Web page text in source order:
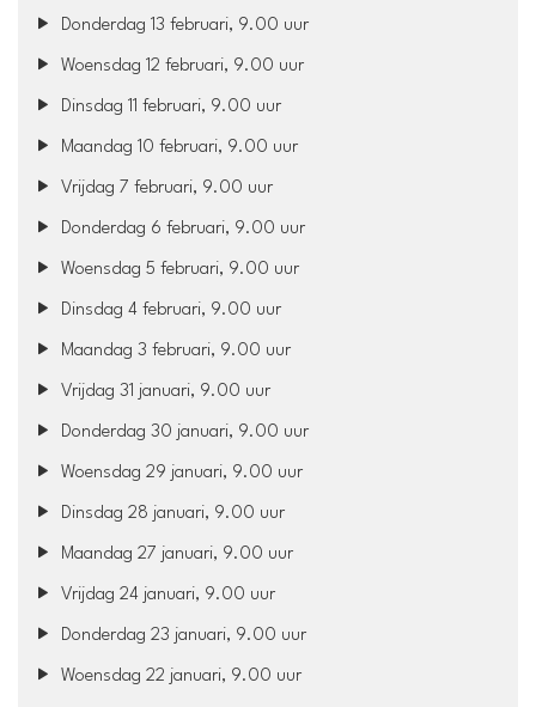
Donderdag 13 februari, 9.00 uur
Woensdag 12 februari, 9.00 uur
Dinsdag 11 februari, 9.00 uur
Maandag 10 februari, 9.00 uur
Vrijdag 7 februari, 9.00 uur
Donderdag 6 februari, 9.00 uur
Woensdag 5 februari, 9.00 uur
Dinsdag 4 februari, 9.00 uur
Maandag 3 februari, 9.00 uur
Vrijdag 31 januari, 9.00 uur
Donderdag 30 januari, 9.00 uur
Woensdag 29 januari, 9.00 uur
Dinsdag 28 januari, 9.00 uur
Maandag 27 januari, 9.00 uur
Vrijdag 24 januari, 9.00 uur
Donderdag 23 januari, 9.00 uur
Woensdag 22 januari, 9.00 uur